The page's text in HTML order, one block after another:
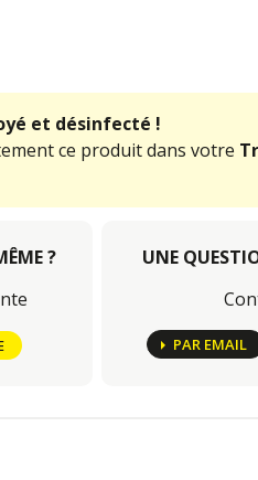
et désinfecté !
ce produit dans votre
?
UNE
PAR EMAIL